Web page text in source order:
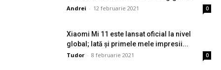
Andrei - 12 februarie 2021 0
Xiaomi Mi 11 este lansat oficial la nivel
global; Iată și primele mele impresii...
Tudor - 8 februarie 2021 0